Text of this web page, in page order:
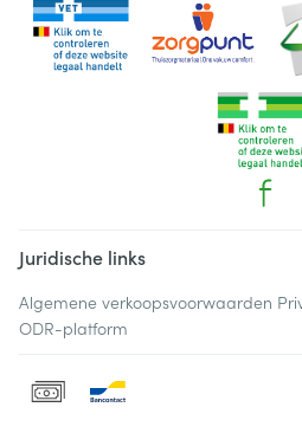
Juridische links
Algemene verkoopsvoorwaarden
ODR-platform